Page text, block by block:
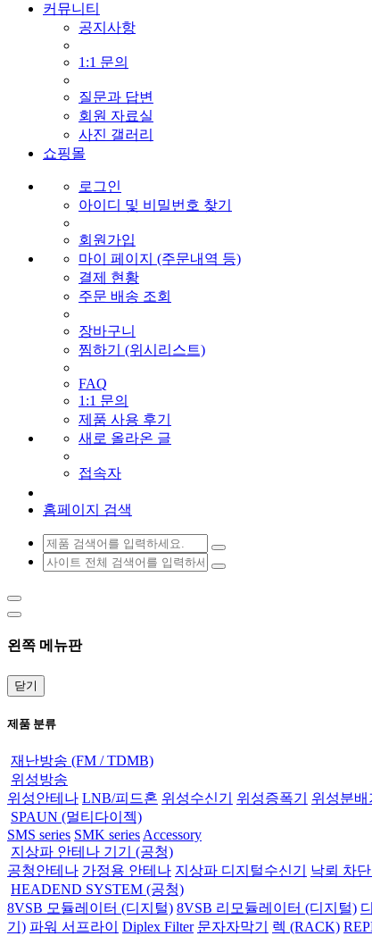
커뮤니티
공지사항
1:1 문의
질문과 답변
회원 자료실
사진 갤러리
쇼핑몰
로그인
아이디 및 비밀번호 찾기
회원가입
마이 페이지 (주문내역 등)
결제 현황
주문 배송 조회
장바구니
찜하기 (위시리스트)
FAQ
1:1 문의
제품 사용 후기
새로 올라온 글
접속자
홈페이지 검색
왼쪽 메뉴판
닫기
제품 분류
재난방송 (FM / TDMB)
위성방송
위성안테나 LNB/피드혼 위성수신기 위성증폭기 위성분배
SPAUN (멀티다이젝)
SMS series SMK series Accessory
지상파 안테나 기기 (공청)
공청안테나 가정용 안테나 지상파 디지털수신기 낙뢰 차단
HEADEND SYSTEM (공청)
8VSB 모듈레이터 (디지털) 8VSB 리모듈레이터 (디지털)
기) 파워 서프라이 Diplex Filter 문자자막기 렉 (RACK)